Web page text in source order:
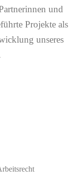
und
Projekte als
unseres